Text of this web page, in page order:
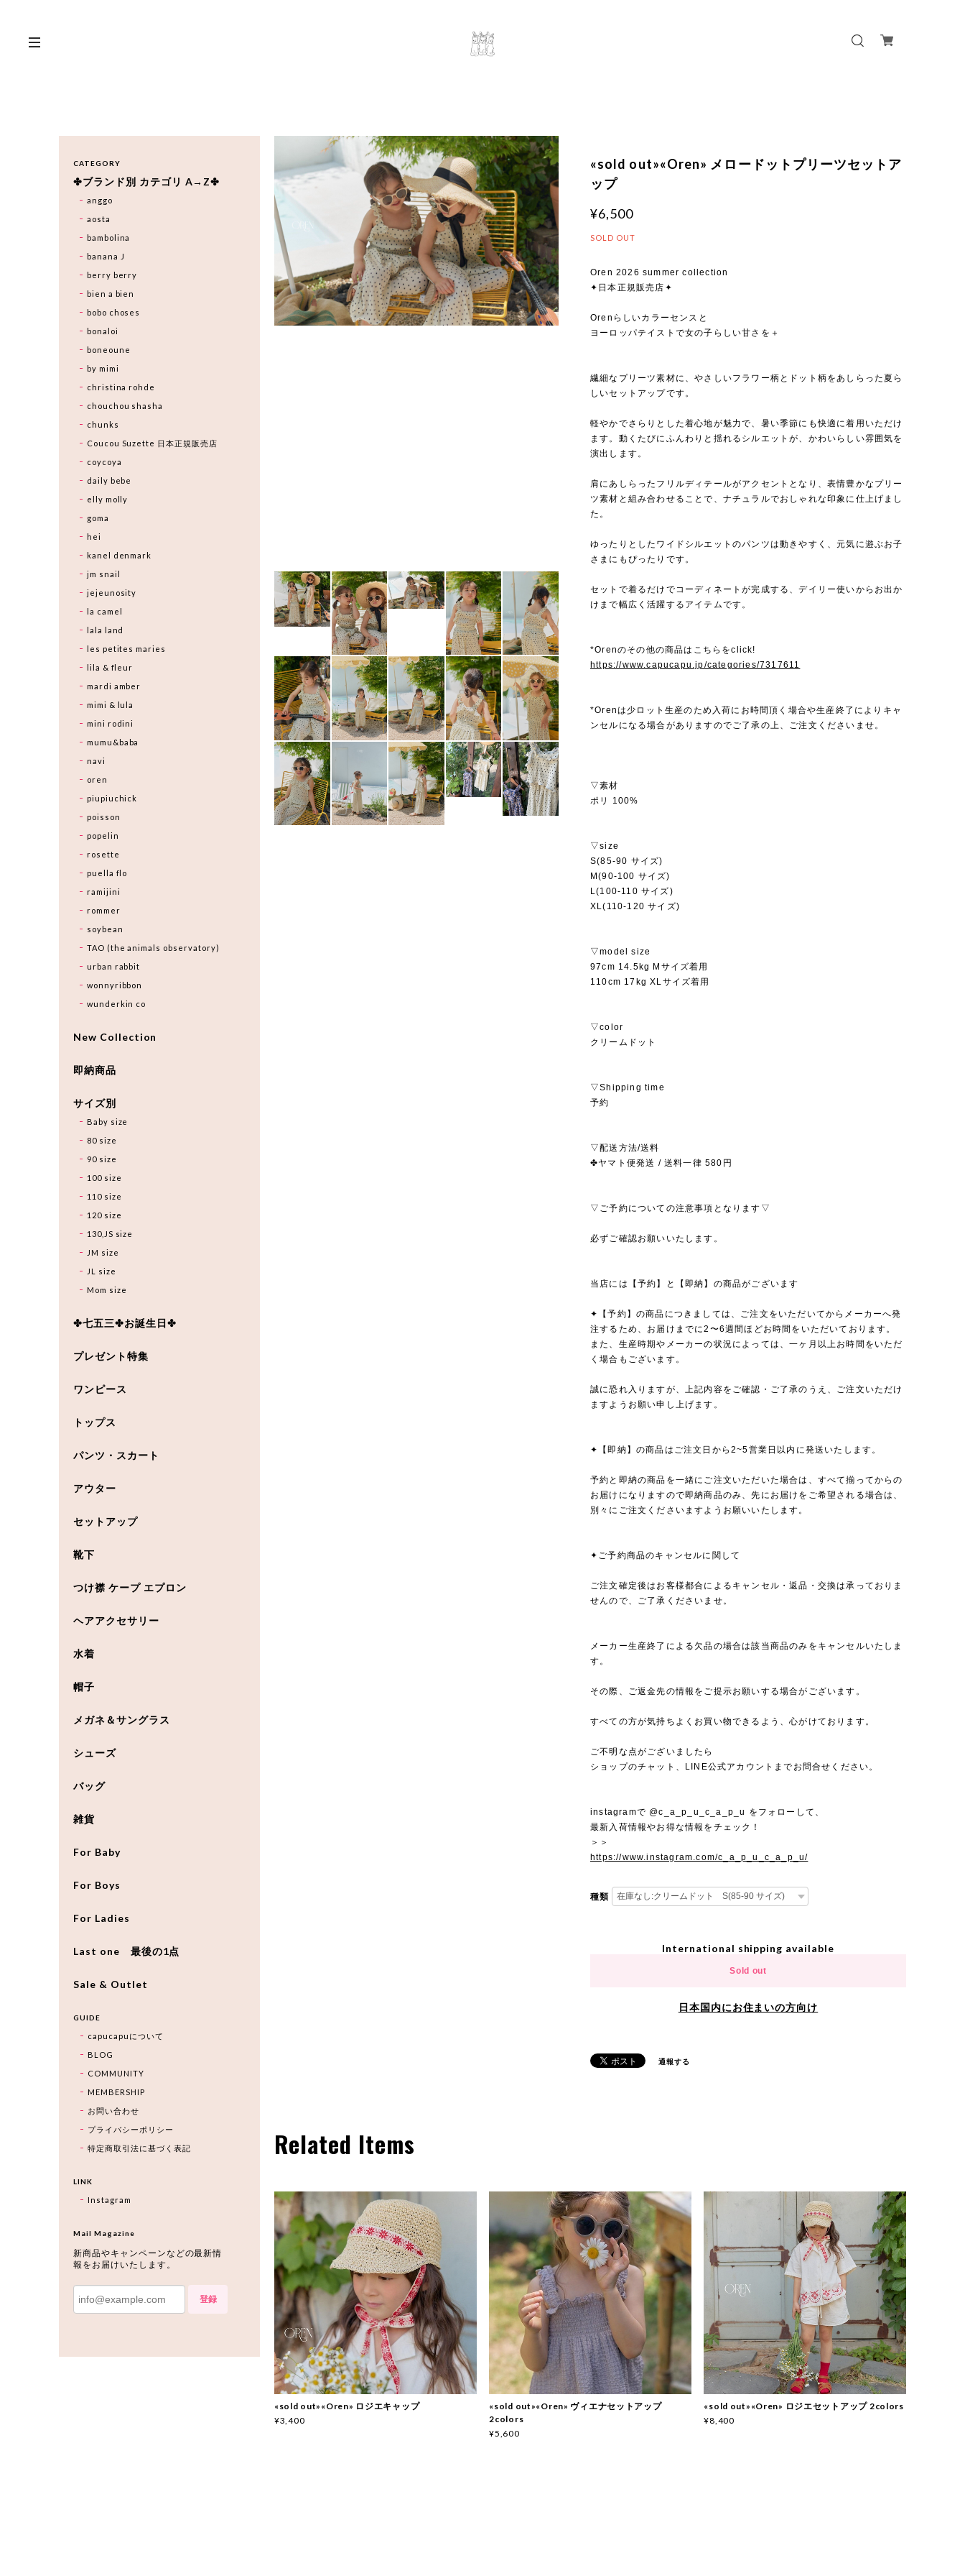
«sold out»«Oren» メロードットプリーツセットア
ップ
¥6,500
SOLD OUT
Oren 2026 summer collection
✦日本正規販売店✦
Orenらしいカラーセンスと
ヨーロッパテイストで女の子らしい甘さを＋
繊細なプリーツ素材に、やさしいフラワー柄とドット柄をあしらった夏ら
しいセットアップです。
軽やかでさらりとした着心地が魅力で、暑い季節にも快適に着用いただけ
ます。動くたびにふんわりと揺れるシルエットが、かわいらしい雰囲気を
演出します。
肩にあしらったフリルディテールがアクセントとなり、表情豊かなプリー
ツ素材と組み合わせることで、ナチュラルでおしゃれな印象に仕上げまし
た。
ゆったりとしたワイドシルエットのパンツは動きやすく、元気に遊ぶお子
さまにもぴったりです。
セットで着るだけでコーディネートが完成する、デイリー使いからお出か
けまで幅広く活躍するアイテムです。
*Orenのその他の商品はこちらをclick!
https://www.capucapu.jp/categories/7317611
*Orenは少ロット生産のため入荷にお時間頂く場合や生産終了によりキャ
ンセルになる場合がありますのでご了承の上、ご注文くださいませ。
▽素材
ポリ 100%
▽size
S(85-90 サイズ)
M(90-100 サイズ)
L(100-110 サイズ)
XL(110-120 サイズ)
▽model size
97cm 14.5kg Mサイズ着用
110cm 17kg XLサイズ着用
▽color
クリームドット
▽Shipping time
予約
▽配送方法/送料
✤ヤマト便発送 / 送料一律 580円
▽ご予約についての注意事項となります▽
必ずご確認お願いいたします。
当店には【予約】と【即納】の商品がございます
✦【予約】の商品につきましては、ご注文をいただいてからメーカーへ発
注するため、お届けまでに2〜6週間ほどお時間をいただいております。
また、生産時期やメーカーの状況によっては、一ヶ月以上お時間をいただ
く場合もございます。
誠に恐れ入りますが、上記内容をご確認・ご了承のうえ、ご注文いただけ
ますようお願い申し上げます。
✦【即納】の商品はご注文日から2~5営業日以内に発送いたします。
予約と即納の商品を一緒にご注文いただいた場合は、すべて揃ってからの
お届けになりますので即納商品のみ、先にお届けをご希望される場合は、
別々にご注文くださいますようお願いいたします。
✦ご予約商品のキャンセルに関して
ご注文確定後はお客様都合によるキャンセル・返品・交換は承っておりま
せんので、ご了承くださいませ。
メーカー生産終了による欠品の場合は該当商品のみをキャンセルいたしま
す。
その際、ご返金先の情報をご提示お願いする場合がございます。
すべての方が気持ちよくお買い物できるよう、心がけております。
ご不明な点がございましたら
ショップのチャット、LINE公式アカウントまでお問合せください。
instagramで @c_a_p_u_c_a_p_u をフォローして、
最新入荷情報やお得な情報をチェック！
＞＞
https://www.instagram.com/c_a_p_u_c_a_p_u/
種類
International shipping available
Sold out
日本国内にお住まいの方向け
通報する
Related Items
«sold out»«Oren» ロジエキャップ
¥3,400
«sold out»«Oren» ヴィエナセットアップ
2colors
¥5,600
«sold out»«Oren» ロジエセットアップ 2colors
¥8,400
CATEGORY
✤ブランド別 カテゴリ A→Z✤
anggo
aosta
bambolina
banana J
berry berry
bien a bien
bobo choses
bonaloi
boneoune
by mimi
christina rohde
chouchou shasha
chunks
Coucou Suzette 日本正規販売店
coycoya
daily bebe
elly molly
goma
hei
kanel denmark
jm snail
jejeunosity
la camel
lala land
les petites maries
lila & fleur
mardi amber
mimi & lula
mini rodini
mumu&baba
navi
oren
piupiuchick
poisson
popelin
rosette
puella flo
ramijini
rommer
soybean
TAO (the animals observatory)
urban rabbit
wonnyribbon
wunderkin co
New Collection
即納商品
サイズ別
Baby size
80 size
90 size
100 size
110 size
120 size
130,JS size
JM size
JL size
Mom size
✤七五三✤お誕生日✤
プレゼント特集
ワンピース
トップス
パンツ・スカート
アウター
セットアップ
靴下
つけ襟 ケープ エプロン
ヘアアクセサリー
水着
帽子
メガネ＆サングラス
シューズ
バッグ
雑貨
For Baby
For Boys
For Ladies
Last one 最後の1点
Sale & Outlet
GUIDE
capucapuについて
BLOG
COMMUNITY
MEMBERSHIP
お問い合わせ
プライバシーポリシー
特定商取引法に基づく表記
LINK
Instagram
Mail Magazine
新商品やキャンペーンなどの最新情
報をお届けいたします。
登録